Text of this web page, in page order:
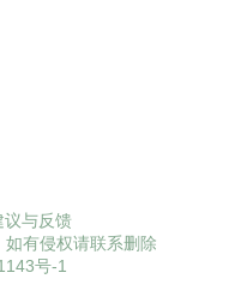
议与反馈
有侵权请联系删除
号-1